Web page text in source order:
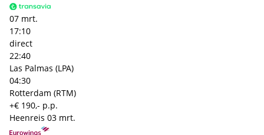
07 mrt.
17:10
direct
22:40
Las Palmas (LPA)
04:30
Rotterdam (RTM)
+€ 190,- p.p.
Heenreis 03 mrt.